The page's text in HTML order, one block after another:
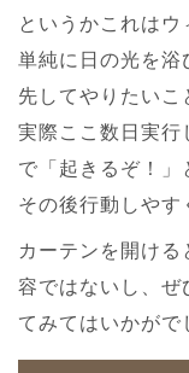
というかこれはウ
単純に日の光を浴
先してやりたいこ
実際ここ数日実行
で「起きるぞ！」
その後行動しやす
カーテンを開け
容ではないし、ぜ
てみてはいかがで